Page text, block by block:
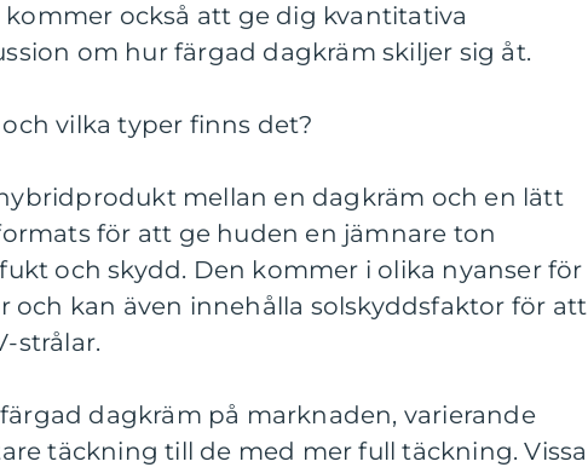
också att ge dig kvantitativa
om hur färgad dagkräm skiljer sig åt.
vilka typer finns det?
mellan en dagkräm och en lätt
för att ge huden en jämnare ton
och skydd. Den kommer i olika nyanser för
och kan även innehålla solskyddsfaktor för att
strålar.
dagkräm på marknaden, varierande
täckning till de med mer full täckning. Vissa